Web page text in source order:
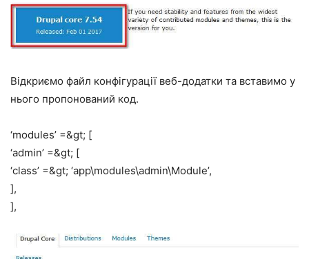
Відкриємо файл конфігурації веб-додатки та вставимо у
нього пропонований код.
‘modules’ =&gt; [
‘admin’ =&gt; [
‘class’ =&gt; ‘app\modules\admin\Module’,
],
],